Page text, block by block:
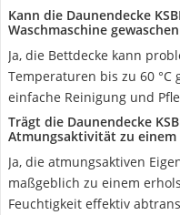
Kann die Daunendecke
Waschmaschine
Ja, die Bettdecke kann
Temperaturen bis zu 60 °C
einfache Reinigung und
Trägt die Daunendecke
Atmungsaktivität zu einem
Ja, die atmungsaktiven
maßgeblich zu einem
Feuchtigkeit effektiv